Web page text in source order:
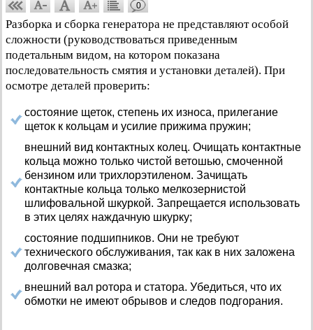
0
Разборка и сборка генератора не представляют особой
сложности (руководствоваться приведенным
подетальным видом, на котором показана
последовательность смятия и установки деталей). При
осмотре деталей проверить:
состояние щеток, степень их износа, прилегание
щеток к кольцам и усилие прижима пружин;
внешний вид контактных колец. Очищать контактные
кольца можно только чистой ветошью, смоченной
бензином или трихлорэтиленом. Зачищать
контактные кольца только мелкозернистой
шлифовальной шкуркой. Запрещается использовать
в этих целях наждачную шкурку;
состояние подшипников. Они не требуют
технического обслуживания, так как в них заложена
долговечная смазка;
внешний вал ротора и статора. Убедиться, что их
обмотки не имеют обрывов и следов подгорания.